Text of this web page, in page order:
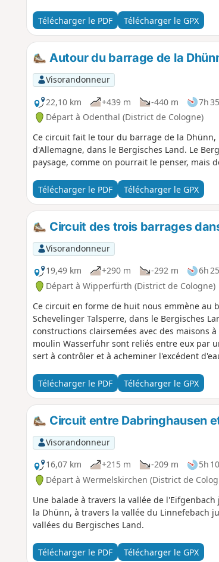
Télécharger le PDF Télécharger le GPX
Autour du barrage de la
Visorandonneur
22,10 km
+439 m -440 m 7h 35
Départ à Odenthal (District de Cologne)
Ce circuit fait le tour du barrage de la
d'Allemagne, dans le Bergisches Land. Le
paysage, comme on pourrait le penser, mais
Télécharger le PDF Télécharger le GPX
Circuit des trois barrages
Visorandonneur
19,49 km
+290 m -292 m 6h 25
Départ à Wipperfürth (District de Cologne)
Ce circuit en forme de huit nous emmène au
Schevelinger Talsperre, dans le Bergisches
constructions clairsemées avec des maisons
moulin Wasserfuhr sont reliés entre eux par
sert à contrôler et à acheminer l'excédent
Télécharger le PDF Télécharger le GPX
Circuit entre Dabringhausen
Visorandonneur
16,07 km
+215 m -209 m 5h 10
Départ à Wermelskirchen (District de
Une balade à travers la vallée de
la Dhünn, à travers la vallée du Linnefebach
vallées du Bergisches Land.
Télécharger le PDF Télécharger le GPX